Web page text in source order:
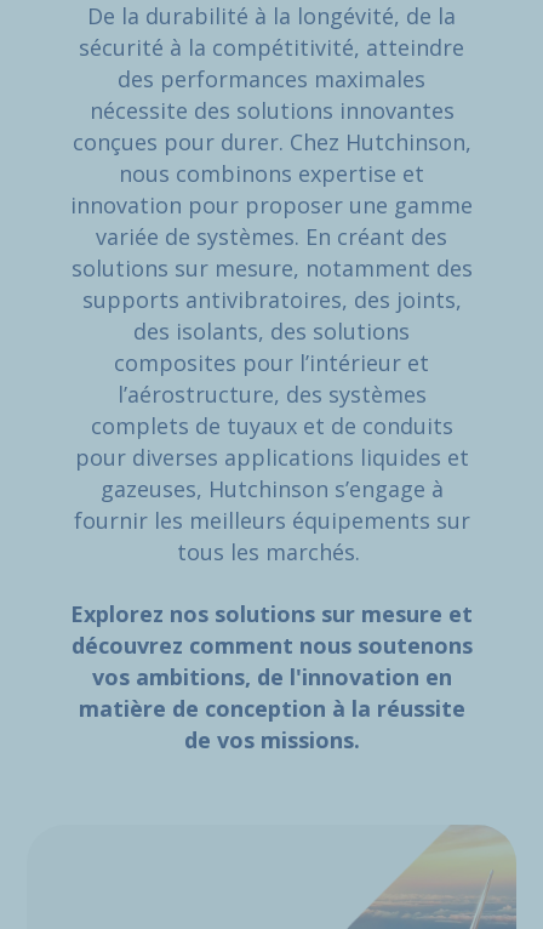
De la durabilité à la longévité, de la
sécurité à la compétitivité, atteindre
des performances maximales
nécessite des solutions innovantes
conçues pour durer. Chez Hutchinson,
nous combinons expertise et
innovation pour proposer une gamme
variée de systèmes. En créant des
solutions sur mesure, notamment des
supports antivibratoires, des joints,
des isolants, des solutions
composites pour l’intérieur et
l’aérostructure, des systèmes
complets de tuyaux et de conduits
pour diverses applications liquides et
gazeuses, Hutchinson s’engage à
fournir les meilleurs équipements sur
tous les marchés.
Explorez nos solutions sur mesure et
découvrez comment nous soutenons
vos ambitions, de l'innovation en
matière de conception à la réussite
de vos missions.